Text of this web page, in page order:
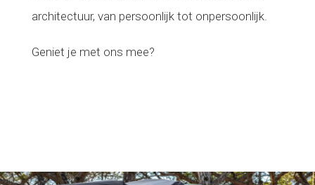
architectuur, van persoonlijk tot onpersoonlijk.
Geniet je met ons mee?